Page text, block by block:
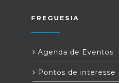
FREGUESIA
Agenda de Eventos
Pontos de interesse